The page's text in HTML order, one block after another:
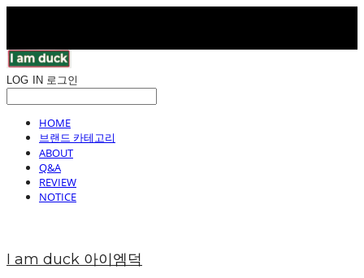
LOG IN 로그인
HOME
브랜드 카테고리
ABOUT
Q&A
REVIEW
NOTICE
I am duck 아이엠덕